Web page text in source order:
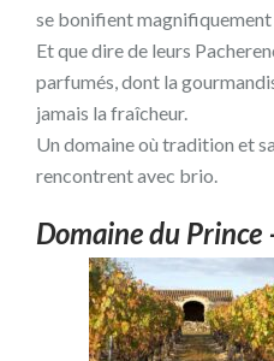
se bonifient magnifiquement
Et que dire de leurs
parfumés, dont la
jamais la fraîcheur.
Un domaine où tradition et
rencontrent avec brio.
Domaine du Prince